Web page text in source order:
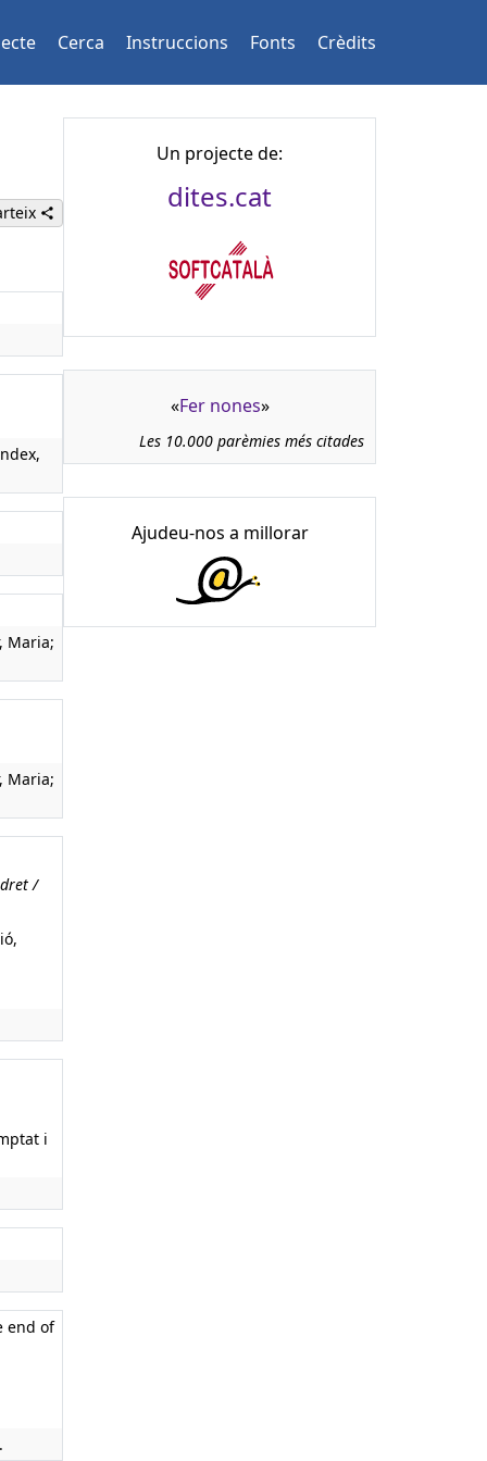
Cerca Instruccions Fonts Crèdits
Maria;
Maria;
/
i
end of
Un projecte de:
dites.cat
«Fer nones»
Les 10.000 parèmies més citades
Ajudeu-nos a millorar